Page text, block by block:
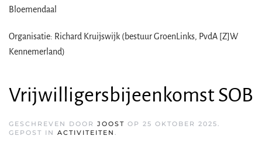
Bloemendaal
Organisatie: Richard Kruijswijk (bestuur GroenLinks, PvdA [Z]W
Kennemerland)
Vrijwilligersbijeenkomst SOB
GESCHREVEN DOOR JOOST OP 25 OKTOBER 2025.
GEPOST IN ACTIVITEITEN .